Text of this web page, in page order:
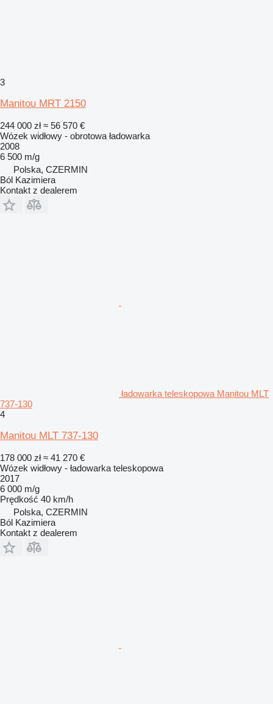
3
Manitou MRT 2150
244 000 zł ≈ 56 570 €
Wózek widłowy - obrotowa ładowarka
2008
6 500 m/g
Polska, CZERMIN
Ból Kazimiera
Kontakt z dealerem
ładowarka teleskopowa Manitou MLT
737-130
4
Manitou MLT 737-130
178 000 zł ≈ 41 270 €
Wózek widłowy - ładowarka teleskopowa
2017
6 000 m/g
Prędkość 40 km/h
Polska, CZERMIN
Ból Kazimiera
Kontakt z dealerem